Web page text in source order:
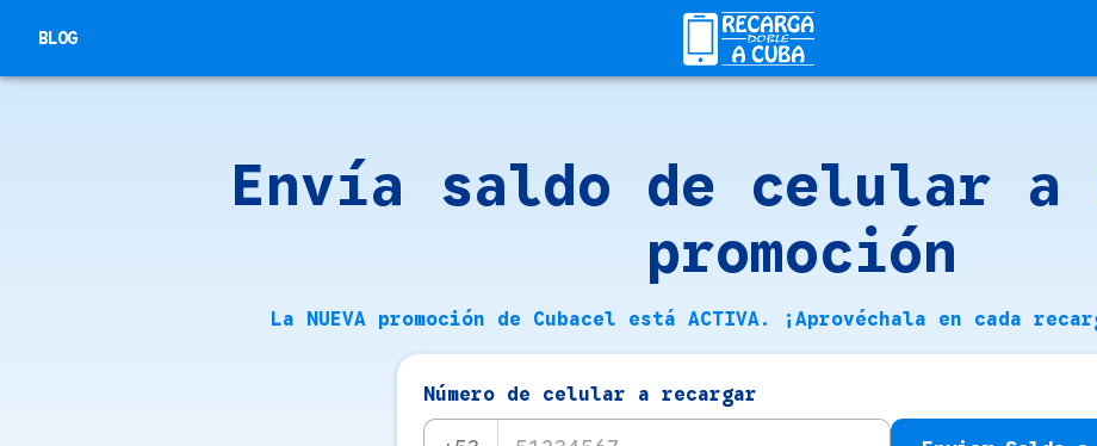
BLOG
Envía saldo de celular a
promoción
La NUEVA promoción de Cubacel está ACTIVA. ¡Aprovéchala en cada
Número de celular a recargar